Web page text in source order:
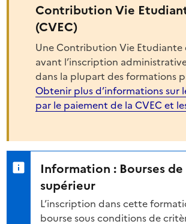
Contribution Vie
(CVEC)
Une Contribution Vie Etudiante
avant l’inscription
dans la plupart des formations
Obtenir plus d’informations sur
par le paiement de la CVEC et
Information : Bourses
supérieur
L’inscription dans cette
bourse sous conditions de